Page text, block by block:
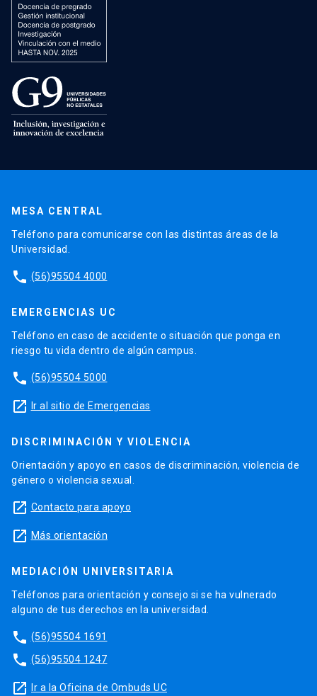
MESA CENTRAL
Teléfono para comunicarse con las distintas áreas de la
Universidad.
phone (56)95504 4000
EMERGENCIAS UC
Teléfono en caso de accidente o situación que ponga en
riesgo tu vida dentro de algún campus.
phone (56)95504 5000
launch Ir al sitio de Emergencias
DISCRIMINACIÓN Y VIOLENCIA
Orientación y apoyo en casos de discriminación, violencia de
género o violencia sexual.
launch Contacto para apoyo
launch Más orientación
MEDIACIÓN UNIVERSITARIA
Teléfonos para orientación y consejo si se ha vulnerado
alguno de tus derechos en la universidad.
phone (56)95504 1691
phone (56)95504 1247
launch Ir a la Oficina de Ombuds UC